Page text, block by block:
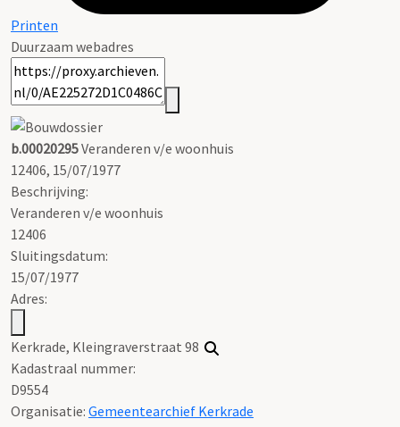
Printen
Duurzaam webadres
b.00020295Veranderen v/e woonhuis
12406, 15/07/1977
Beschrijving:
Veranderen v/e woonhuis
12406
Sluitingsdatum:
15/07/1977
Adres:
Kerkrade, Kleingraverstraat 98
Kadastraal nummer:
D9554
Organisatie: Gemeentearchief Kerkrade